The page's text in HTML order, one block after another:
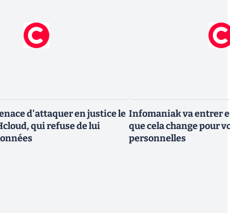
d'attaquer en justice le
qui refuse de lui
Infomaniak va entrer
que cela change pour
personnelles